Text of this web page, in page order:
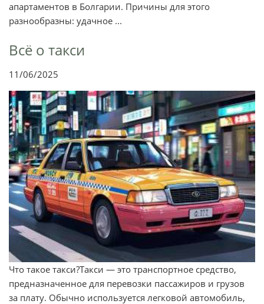
апартаментов в Болгарии. Причины для этого
разнообразны: удачное ...
Всё о такси
11/06/2025
Что такое такси?Такси — это транспортное средство,
предназначенное для перевозки пассажиров и грузов
за плату. Обычно используется легковой автомобиль,